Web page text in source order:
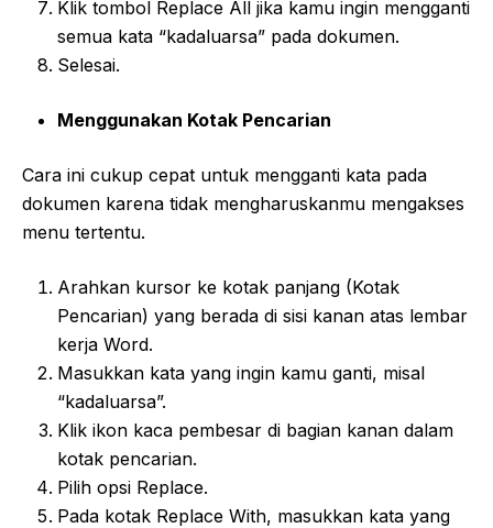
Klik tombol Replace All jika kamu ingin mengganti
semua kata “kadaluarsa” pada dokumen.
Selesai.
Menggunakan Kotak Pencarian
Cara ini cukup cepat untuk mengganti kata pada
dokumen karena tidak mengharuskanmu mengakses
menu tertentu.
Arahkan kursor ke kotak panjang (Kotak
Pencarian) yang berada di sisi kanan atas lembar
kerja Word.
Masukkan kata yang ingin kamu ganti, misal
“kadaluarsa”.
Klik ikon kaca pembesar di bagian kanan dalam
kotak pencarian.
Pilih opsi Replace.
Pada kotak Replace With, masukkan kata yang